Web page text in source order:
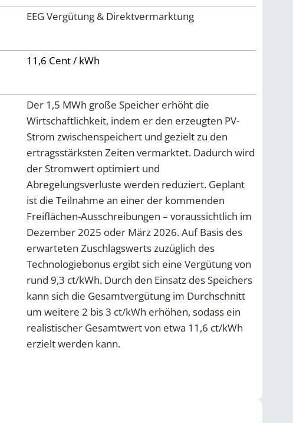
EEG Vergütung & Direktvermarktung
11,6 Cent / kWh
Der 1,5 MWh große Speicher erhöht die
Wirtschaftlichkeit, indem er den erzeugten PV-
Strom zwischenspeichert und gezielt zu den
ertragsstärksten Zeiten vermarktet. Dadurch wird
der Stromwert optimiert und
Abregelungsverluste werden reduziert. Geplant
ist die Teilnahme an einer der kommenden
Freiflächen-Ausschreibungen – voraussichtlich im
Dezember 2025 oder März 2026. Auf Basis des
erwarteten Zuschlagswerts zuzüglich des
Technologiebonus ergibt sich eine Vergütung von
rund 9,3 ct/kWh. Durch den Einsatz des Speichers
kann sich die Gesamtvergütung im Durchschnitt
um weitere 2 bis 3 ct/kWh erhöhen, sodass ein
realistischer Gesamtwert von etwa 11,6 ct/kWh
erzielt werden kann.